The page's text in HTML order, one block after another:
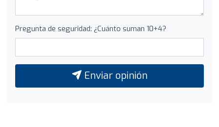
Pregunta de seguridad: ¿Cuánto suman 10+4?
Enviar opinión